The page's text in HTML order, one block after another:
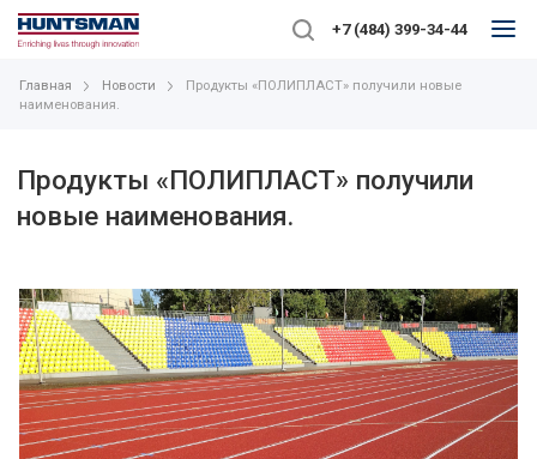
+7 (484) 399-34-44
Главная Новости
Продукты «ПОЛИПЛАСТ» получили новые
наименования.
Продукты «ПОЛИПЛАСТ» получили
новые наименования.